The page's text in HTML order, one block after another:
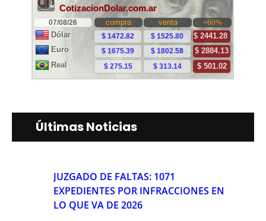
Últimas Noticias
JUZGADO DE FALTAS: 1071
EXPEDIENTES POR INFRACCIONES EN
LO QUE VA DE 2026